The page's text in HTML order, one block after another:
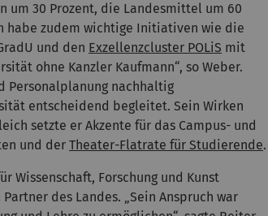
um 30 Prozent, die Landesmittel um 60
habe zudem wichtige Initiativen wie die
und den Exzellenzcluster POLiS mit
ohne Kanzler Kaufmann“, so Weber.
Personalplanung nachhaltig
entscheidend begleitet. Sein Wirken
setzte er Akzente für das Campus- und
und der Theater-Flatrate für Studierende.
Wissenschaft, Forschung und Kunst
des Landes. „Sein Anspruch war